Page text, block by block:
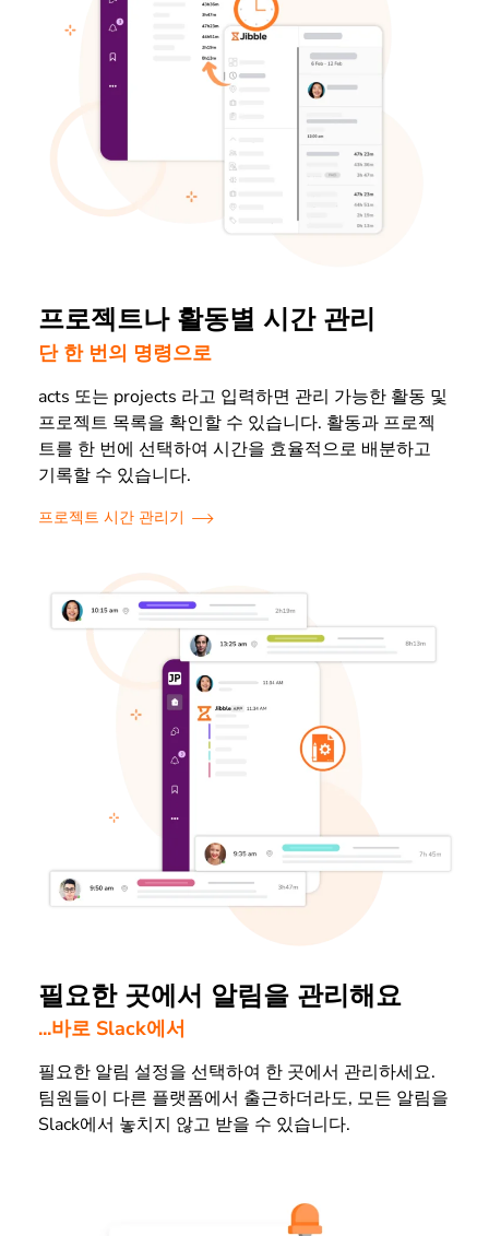
프로젝트나 활동별 시간 관리
단 한 번의 명령으로
acts 또는 projects 라고 입력하면 관리 가능한 활동 및
프로젝트 목록을 확인할 수 있습니다. 활동과 프로젝
트를 한 번에 선택하여 시간을 효율적으로 배분하고
기록할 수 있습니다.
프로젝트 시간 관리기
필요한 곳에서 알림을 관리해요
...바로 Slack에서
필요한 알림 설정을 선택하여 한 곳에서 관리하세요.
팀원들이 다른 플랫폼에서 출근하더라도, 모든 알림을
Slack에서 놓치지 않고 받을 수 있습니다.